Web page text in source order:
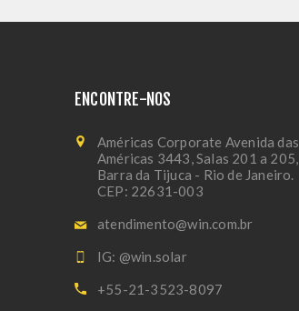
ENCONTRE-NOS
Américas Corporate Avenida das
Américas 3443, Salas 201 a 205,
Barra da Tijuca - Rio de Janeiro.
CEP: 22631-003
atendimento@win.com.br
IG: @win.solar
+55-21-3523-8097